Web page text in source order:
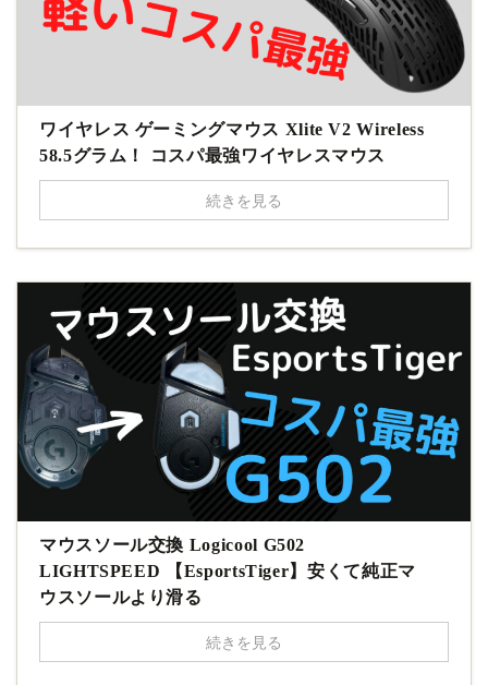
ワイヤレス ゲーミングマウス Xlite V2 Wireless
58.5グラム！ コスパ最強ワイヤレスマウス
続きを見る
マウスソール交換 Logicool G502
LIGHTSPEED 【EsportsTiger】安くて純正マ
ウスソールより滑る
続きを見る